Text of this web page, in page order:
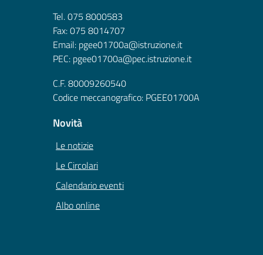
Tel. 075 8000583
Fax: 075 8014707
Email: pgee01700a@istruzione.it
PEC: pgee01700a@pec.istruzione.it
C.F. 80009260540
Codice meccanografico: PGEE01700A
Novità
Le notizie
Le Circolari
Calendario eventi
Albo online